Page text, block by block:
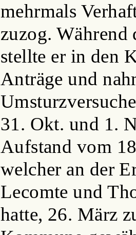
mehrmals
zuzog. Während
stellte er in den
Anträge und
31. Okt. und 1.
Aufstand vom
welcher an der
Lecomte und
hatte, 26. März